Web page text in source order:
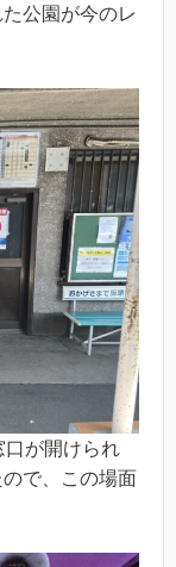
公園が今のレ
口が開けられ
で、この場面